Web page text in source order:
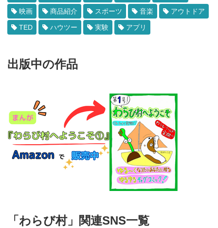
映画 商品紹介 スポーツ 音楽 アウトドア
TED ハウツー 実験 アプリ
出版中の作品
「わらび村」関連SNS一覧